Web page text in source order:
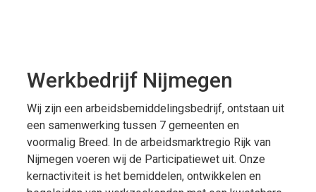
Werkbedrijf Nijmegen
Wij zijn een arbeidsbemiddelingsbedrijf, ontstaan uit
een samenwerking tussen 7 gemeenten en
voormalig Breed. In de arbeidsmarktregio Rijk van
Nijmegen voeren wij de Participatiewet uit. Onze
kernactiviteit is het bemiddelen, ontwikkelen en